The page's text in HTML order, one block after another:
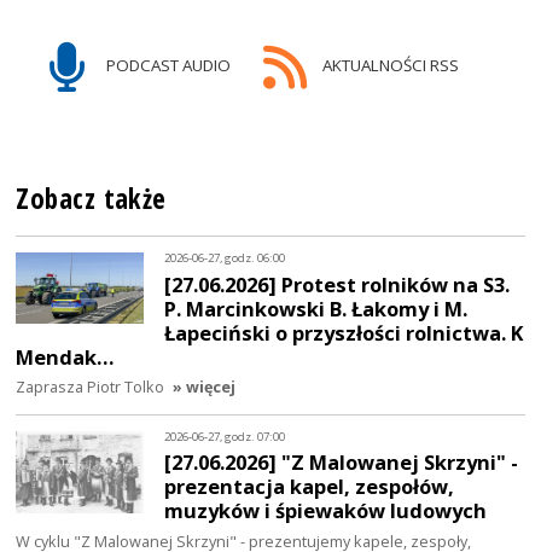
PODCAST AUDIO AKTUALNOŚCI RSS
Zobacz także
2026-06-27, godz. 06:00
[27.06.2026] Protest rolników na S3.
P. Marcinkowski B. Łakomy i M.
Łapeciński o przyszłości rolnictwa. K
Mendak…
Zaprasza Piotr Tolko » więcej
2026-06-27, godz. 07:00
[27.06.2026] "Z Malowanej Skrzyni" -
prezentacja kapel, zespołów,
muzyków i śpiewaków ludowych
W cyklu "Z Malowanej Skrzyni" - prezentujemy kapele, zespoły,